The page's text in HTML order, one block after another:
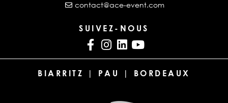
contact@ace-event.com
SUIVEZ-NOUS
BIARRITZ | PAU | BORDEAUX